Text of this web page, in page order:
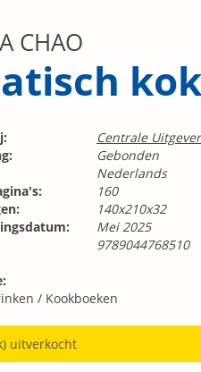
CHAO
Centrale
Gebonden
Nederlands
160
140x210x32
Mei 2025
9789044768510
/ Kookboeken
uitverkocht